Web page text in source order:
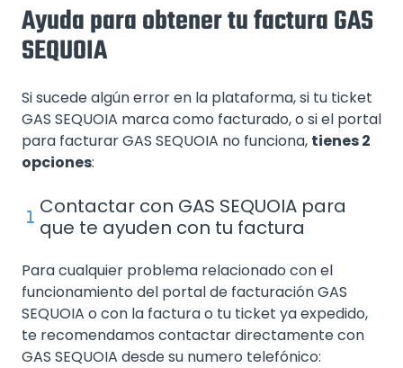
Ayuda para obtener tu factura GAS
SEQUOIA
Si sucede algún error en la plataforma, si tu ticket
GAS SEQUOIA marca como facturado, o si el portal
para facturar GAS SEQUOIA no funciona, tienes 2
opciones:
Contactar con GAS SEQUOIA para
que te ayuden con tu factura
Para cualquier problema relacionado con el
funcionamiento del portal de facturación GAS
SEQUOIA o con la factura o tu ticket ya expedido,
te recomendamos contactar directamente con
GAS SEQUOIA desde su numero telefónico: